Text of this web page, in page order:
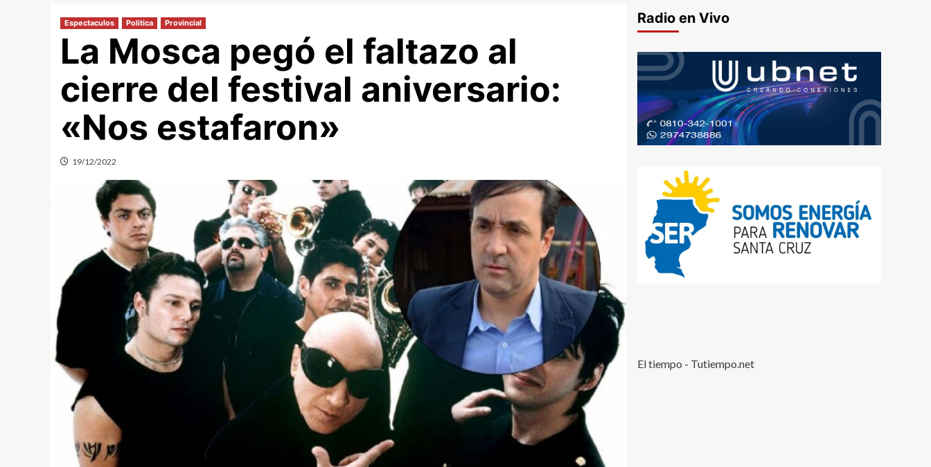
Espectaculos Politica Provincial
La Mosca pegó el faltazo al
cierre del festival aniversario:
«Nos estafaron»
19/12/2022
Radio en Vivo
El tiempo - Tutiempo.net